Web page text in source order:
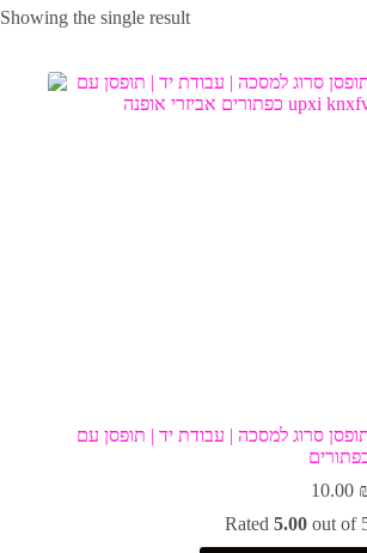
Showing the single result
סרוג למסכה | עבודת יד | תופסן עם
10.00
Rated 5.00out of